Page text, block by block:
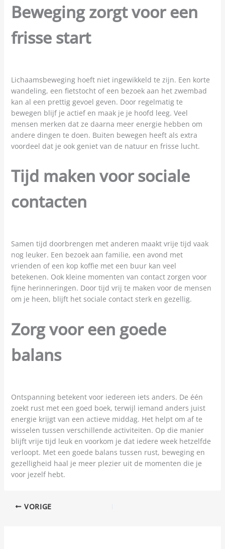
Beweging zorgt voor een
frisse start
Lichaamsbeweging hoeft niet ingewikkeld te zijn. Een korte
wandeling, een fietstocht of een bezoek aan het zwembad
kan al een prettig gevoel geven. Door regelmatig te
bewegen blijf je actief en maak je je hoofd leeg. Veel
mensen merken dat ze daarna meer energie hebben om
andere dingen te doen. Buiten bewegen heeft als extra
voordeel dat je ook geniet van de natuur en frisse lucht.
Tijd maken voor sociale
contacten
Samen tijd doorbrengen met anderen maakt vrije tijd vaak
nog leuker. Een bezoek aan familie, een avond met
vrienden of een kop koffie met een buur kan veel
betekenen. Ook kleine momenten van contact zorgen voor
fijne herinneringen. Door tijd vrij te maken voor de mensen
om je heen, blijft het sociale contact sterk en gezellig.
Zorg voor een goede
balans
Ontspanning betekent voor iedereen iets anders. De één
zoekt rust met een goed boek, terwijl iemand anders juist
energie krijgt van een actieve middag. Het helpt om af te
wisselen tussen verschillende activiteiten. Op die manier
blijft vrije tijd leuk en voorkom je dat iedere week hetzelfde
verloopt. Met een goede balans tussen rust, beweging en
gezelligheid haal je meer plezier uit de momenten die je
voor jezelf hebt.
VORIGE